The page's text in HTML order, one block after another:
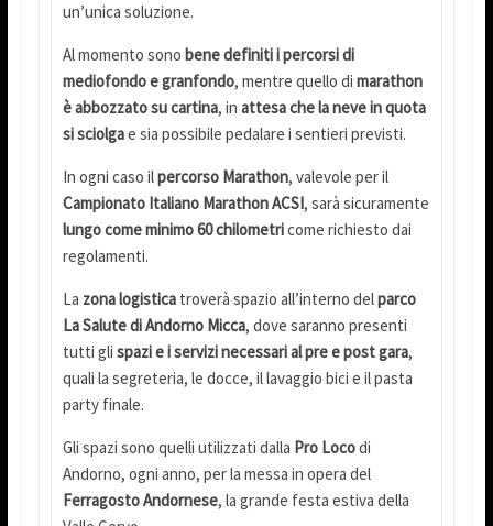
un’unica soluzione.
Al momento sono bene definiti i percorsi di
mediofondo e granfondo, mentre quello di marathon
è abbozzato su cartina, in attesa che la neve in quota
si sciolgae sia possibile pedalare i sentieri previsti.
In ogni caso ilpercorso Marathon, valevole per il
Campionato Italiano Marathon ACSI, sarà sicuramente
lungo come minimo 60 chilometricome richiesto dai
regolamenti.
La zona logisticatroverà spazio all’interno delparco
La Salute di Andorno Micca, dove saranno presenti
tutti gli spazi e i servizi necessari al pre e post gara,
quali la segreteria, le docce, il lavaggio bici e il pasta
party finale.
Gli spazi sono quelli utilizzati dalla Pro Locodi
Andorno, ogni anno, per la messa in opera del
Ferragosto Andornese, la grande festa estiva della